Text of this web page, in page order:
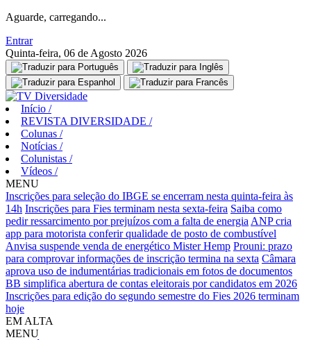
Aguarde, carregando...
Entrar
Quinta-feira, 06 de Agosto 2026
Início /
REVISTA DIVERSIDADE /
Colunas /
Notícias /
Colunistas /
Vídeos /
MENU
Inscrições para seleção do IBGE se encerram nesta quinta-feira às
14h Inscrições para Fies terminam nesta sexta-feira Saiba como
pedir ressarcimento por prejuízos com a falta de energia ANP cria
app para motorista conferir qualidade de posto de combustível
Anvisa suspende venda de energético Mister Hemp Prouni: prazo
para comprovar informações de inscrição termina na sexta Câmara
aprova uso de indumentárias tradicionais em fotos de documentos
BB simplifica abertura de contas eleitorais por candidatos em 2026
Inscrições para edição do segundo semestre do Fies 2026 terminam
hoje
EM ALTA
MENU